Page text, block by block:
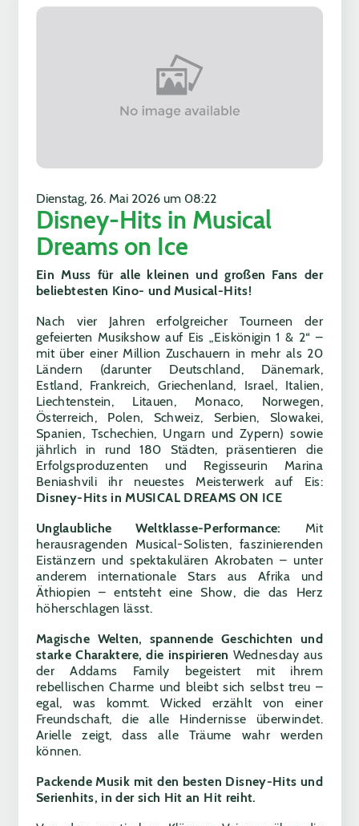
Dienstag, 26. Mai 2026 um 08:22
Disney-Hits in Musical
Dreams on Ice
Ein Muss für alle kleinen und großen Fans der
beliebtesten Kino- und Musical-Hits!
Nach vier Jahren erfolgreicher Tourneen der
gefeierten Musikshow auf Eis „Eiskönigin 1 & 2“ –
mit über einer Million Zuschauern in mehr als 20
Ländern (darunter Deutschland, Dänemark,
Estland, Frankreich, Griechenland, Israel, Italien,
Liechtenstein, Litauen, Monaco, Norwegen,
Österreich, Polen, Schweiz, Serbien, Slowakei,
Spanien, Tschechien, Ungarn und Zypern) sowie
jährlich in rund 180 Städten, präsentieren die
Erfolgsproduzenten und Regisseurin Marina
Beniashvili ihr neuestes Meisterwerk auf Eis:
Disney-Hits in MUSICAL DREAMS ON ICE
Unglaubliche Weltklasse-Performance: Mit
herausragenden Musical-Solisten, faszinierenden
Eistänzern und spektakulären Akrobaten – unter
anderem internationale Stars aus Afrika und
Äthiopien – entsteht eine Show, die das Herz
höherschlagen lässt.
Magische Welten, spannende Geschichten und
starke Charaktere, die inspirieren Wednesday aus
der Addams Family begeistert mit ihrem
rebellischen Charme und bleibt sich selbst treu –
egal, was kommt. Wicked erzählt von einer
Freundschaft, die alle Hindernisse überwindet.
Arielle zeigt, dass alle Träume wahr werden
können.
Packende Musik mit den besten Disney-Hits und
Serienhits, in der sich Hit an Hit reiht.